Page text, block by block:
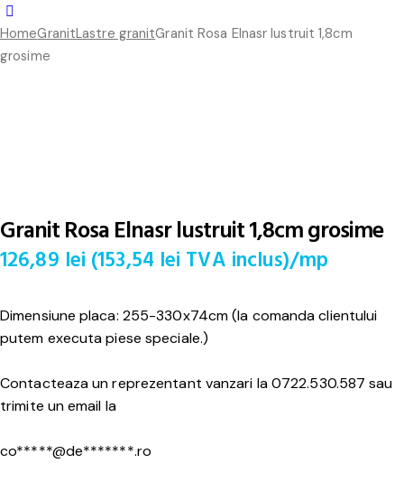
HomeGranitLastre granitGranit Rosa Elnasr lustruit 1,8cm
grosime
Granit Rosa Elnasr lustruit 1,8cm grosime
126,89 lei (153,54 lei TVA inclus)/mp
Dimensiune placa: 255-330x74cm (la comanda clientului
putem executa piese speciale.)
Contacteaza un reprezentant vanzari la 0722.530.587 sau
trimite un email la
co*****@de*******.ro